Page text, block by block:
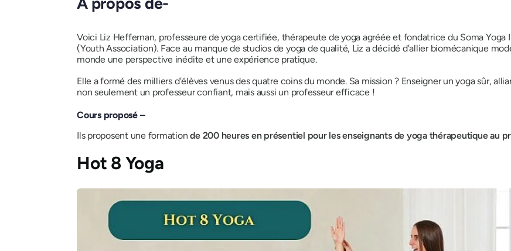
Voici Liz Heffernan, professeure de yoga certifiée, thérapeute de yoga agréée et fondatrice du Soma
(Youth Association). Face au manque de studios de yoga de qualité, Liz a décidé d'allier biomécanique
monde une perspective inédite et une expérience pratique.
Elle a formé des milliers d'élèves venus des quatre coins du monde. Sa mission ? Enseigner un yoga sûr,
non seulement un professeur confiant, mais aussi un professeur efficace !
Cours proposé –
Ils proposent une formationde 200 heures en présentiel pour les enseignants de yoga thérapeutique au
Hot 8 Yoga